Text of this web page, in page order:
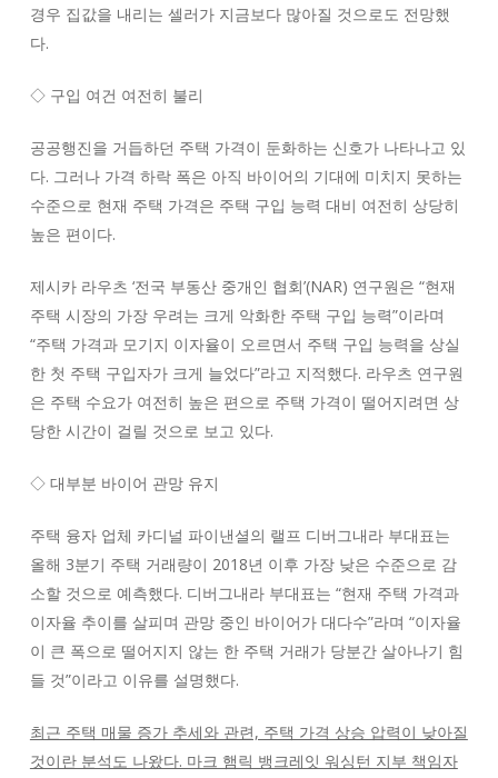
경우 집값을 내리는 셀러가 지금보다 많아질 것으로도 전망했
다.
◇ 구입 여건 여전히 불리
공공행진을 거듭하던 주택 가격이 둔화하는 신호가 나타나고 있
다. 그러나 가격 하락 폭은 아직 바이어의 기대에 미치지 못하는
수준으로 현재 주택 가격은 주택 구입 능력 대비 여전히 상당히
높은 편이다.
제시카 라우츠 ‘전국 부동산 중개인 협회’(NAR) 연구원은 “현재
주택 시장의 가장 우려는 크게 악화한 주택 구입 능력”이라며
“주택 가격과 모기지 이자율이 오르면서 주택 구입 능력을 상실
한 첫 주택 구입자가 크게 늘었다”라고 지적했다. 라우츠 연구원
은 주택 수요가 여전히 높은 편으로 주택 가격이 떨어지려면 상
당한 시간이 걸릴 것으로 보고 있다.
◇ 대부분 바이어 관망 유지
주택 융자 업체 카디널 파이낸셜의 랠프 디버그내라 부대표는
올해 3분기 주택 거래량이 2018년 이후 가장 낮은 수준으로 감
소할 것으로 예측했다. 디버그내라 부대표는 “현재 주택 가격과
이자율 추이를 살피며 관망 중인 바이어가 대다수”라며 “이자율
이 큰 폭으로 떨어지지 않는 한 주택 거래가 당분간 살아나기 힘
들 것”이라고 이유를 설명했다.
최근 주택 매물 증가 추세와 관련, 주택 가격 상승 압력이 낮아질
것이란 분석도 나왔다. 마크 햄릭 뱅크레잇 워싱턴 지부 책임자